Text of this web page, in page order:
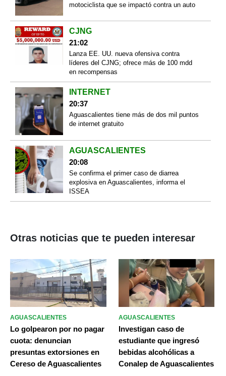
motociclista que se impactó contra un auto
CJNG
21:02
Lanza EE. UU. nueva ofensiva contra
líderes del CJNG; ofrece más de 100 mdd
en recompensas
INTERNET
20:37
Aguascalientes tiene más de dos mil puntos
de internet gratuito
AGUASCALIENTES
20:08
Se confirma el primer caso de diarrea
explosiva en Aguascalientes, informa el
ISSEA
Otras noticias que te pueden interesar
AGUASCALIENTES
Lo golpearon por no pagar
cuota: denuncian
presuntas extorsiones en
Cereso de Aguascalientes
AGUASCALIENTES
Investigan caso de
estudiante que ingresó
bebidas alcohólicas a
Conalep de Aguascalientes